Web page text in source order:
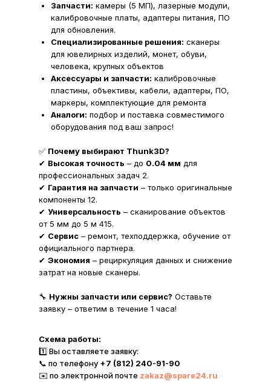
Схема работы:
1️⃣ Вы оставляете заявку:
📞 по телефону +7 (812) 240-91-90
✉️ по электронной почте zakaz@spare24.ru
Запчасти: камеры (5 МП), лазерные модули,
калибровочные платы, адаптеры питания, ПО
для обновления.
Специализированные решения: сканеры
для ювелирных изделий, монет, обуви,
человека, крупных объектов
Аксессуары и запчасти: калибровочные
пластины, объективы, кабели, адаптеры, ПО,
маркеры, комплектующие для ремонта
Аналоги: подбор и поставка совместимого
оборудования под ваш запрос!
✅ Почему выбирают Thunk3D?
✔ Высокая точность – до 0.04 мм для
профессиональных задач 2.
✔ Гарантия на запчасти – только оригинальные
компоненты 12.
✔ Универсальность – сканирование объектов
от 5 мм до 5 м 415.
✔ Сервис – ремонт, техподдержка, обучение от
официального партнера.
✔ Экономия – рециркуляция данных и снижение
затрат на новые сканеры.
🔧 Нужны запчасти или сервис? Оставьте
заявку – ответим в течение 1 часа!